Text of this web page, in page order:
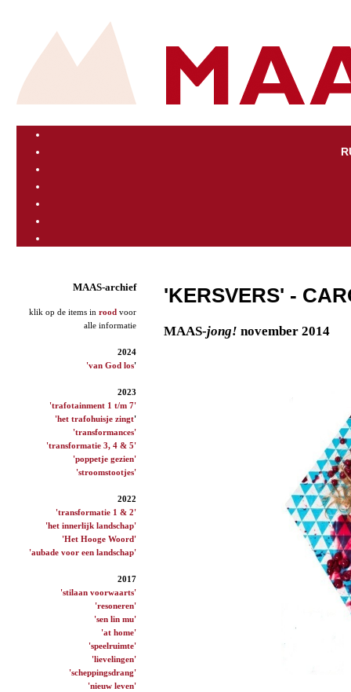
MAAS-archief
klik op de items in rood voor
alle informatie
2024
'van God los'
2023
'trafotainment 1 t/m 7'
'het trafohuisje zingt'
'transformances'
'transformatie 3, 4 & 5'
'poppetje gezien'
'stroomstootjes'
2022
'transformatie 1 & 2'
'het innerlijk landschap'
'Het Hooge Woord'
'aubade voor een landschap'
2017
'stilaan voorwaarts'
'resoneren'
'sen lin mu'
'at home'
'speelruimte'
'lievelingen'
'scheppingsdrang'
'nieuw leven'
'KERSVERS' -
MAAS-jong! november 2014